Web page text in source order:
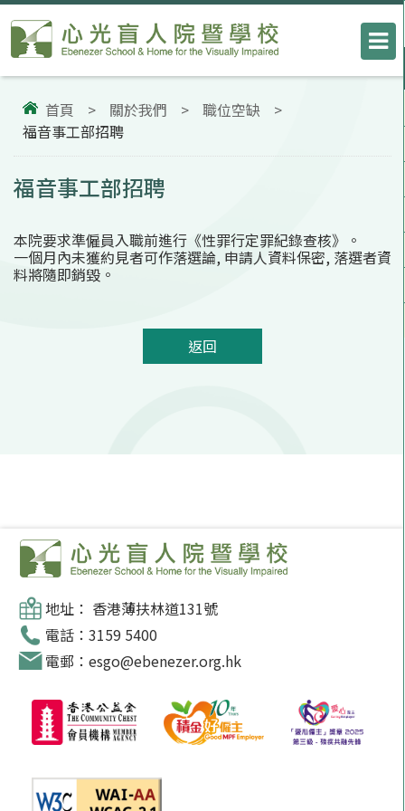
首頁 > 關於我們 > 職位空缺
>
福音事工部招聘
福音事工部招聘
本院要求準僱員入職前進行《性罪行定罪紀錄查核》。
一個月內未獲約見者可作落選論, 申請人資料保密, 落選者資
料將隨即銷毀。
返回
地址： 香港薄扶林道131號
電話：3159 5400
電郵：esgo@ebenezer.org.hk